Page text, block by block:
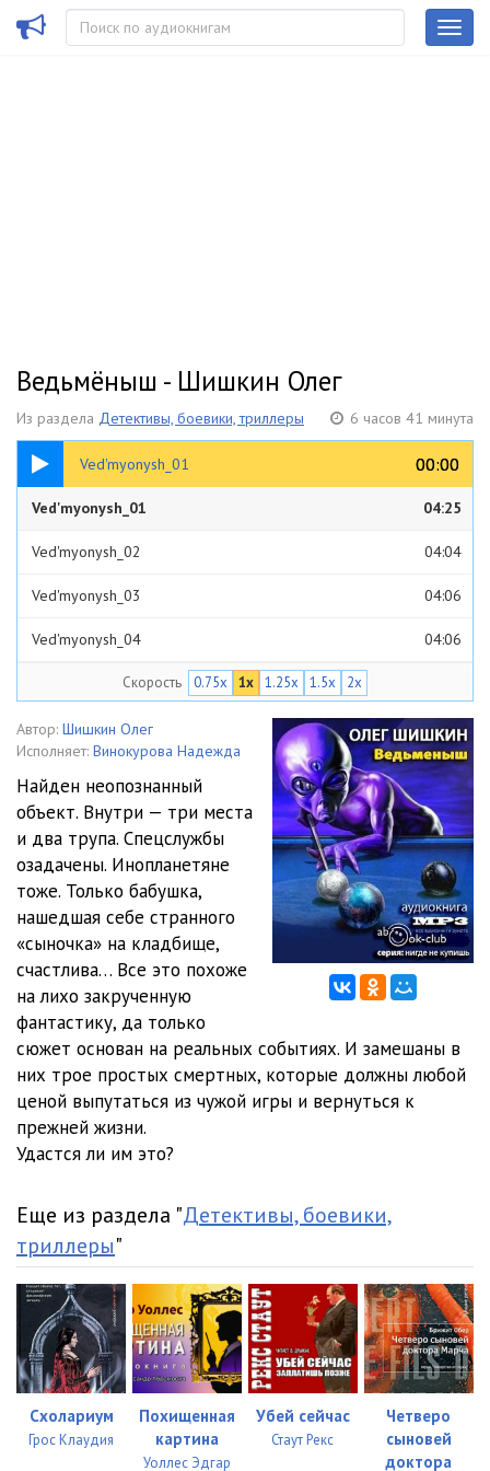
Ведьмёныш - Шишкин Олег
Из раздела Детективы, боевики, триллеры 6 часов 41 минута
Ved'myonysh_01 00:00
00:00
04:25
Ved'myonysh_01 04:25
Ved'myonysh_02 04:04
Ved'myonysh_03 04:06
Ved'myonysh_04 04:06
Ved'myonysh_05
Ved'myonysh_06 04:04
04:09
Ved'myonysh_08 04:11
Ved'myonysh_09 04:02
Ved'myonysh_10 04:06
Ved'myonysh_11 04:02
Ved'myonysh_12
Ved'myonysh_13
Ved'myonysh_14 04:03
Ved'myonysh_15
Ved'myonysh_16
Ved'myonysh_17
Ved'myonysh_18
Ved'myonysh_19 04:01
Ved'myonysh_20 04:08
Ved'myonysh_21 04:05
Ved'myonysh_22 04:03
Скорость 0.75x 1x 1.25x 1.5x 2x
Автор: Шишкин Олег
Исполняет: Винокурова Надежда
Найден неопознанный
объект. Внутри — три места
и два трупа. Спецслужбы
озадачены. Инопланетяне
тоже. Только бабушка,
нашедшая себе странного
«сыночка» на кладбище,
счастлива… Все это похоже
на лихо закрученную
фантастику, да только
сюжет основан на реальных событиях. И замешаны в
них трое простых смертных, которые должны любой
ценой выпутаться из чужой игры и вернуться к
прежней жизни.
Удастся ли им это?
Еще из раздела "Детективы, боевики,
триллеры"
Схолариум
Грос Клаудия
Похищенная
картина
Уоллес Эдгар
Убей сейчас
Стаут Рекс
Четверо
сыновей
доктора